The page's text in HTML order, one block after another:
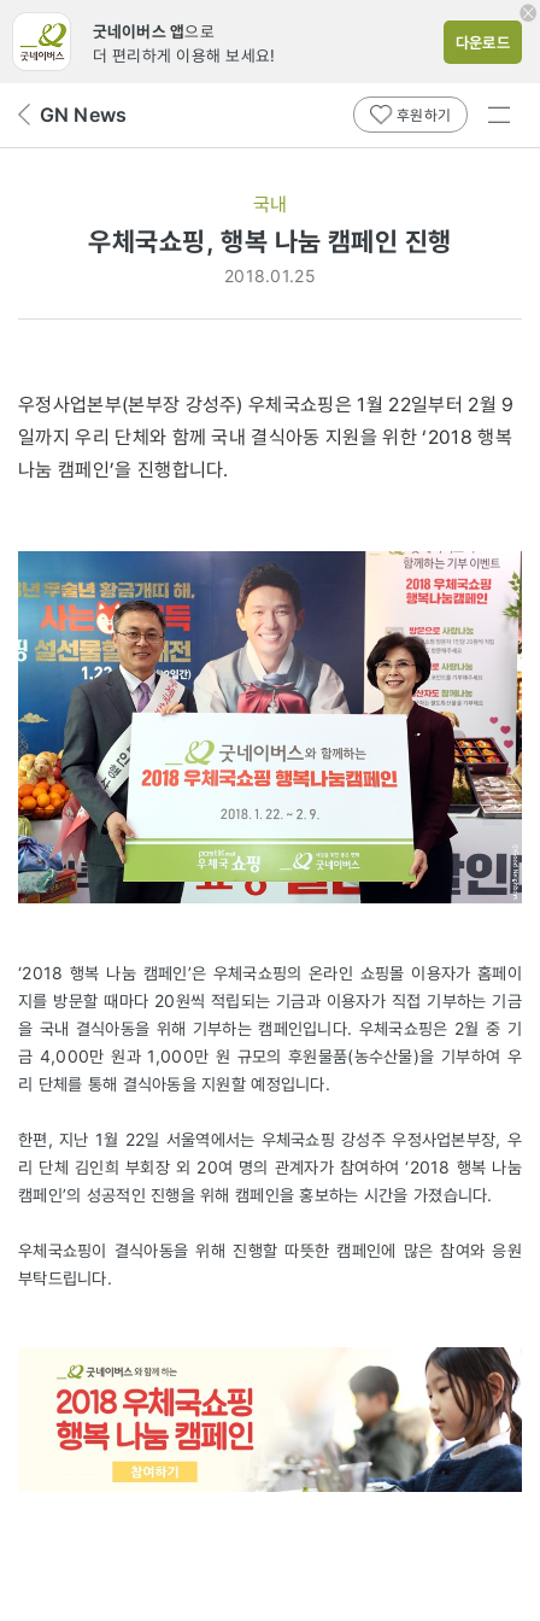
굿네이버스 앱으로
더 편리하게 이용해 보세요!
다운로드
뒤 GN News 후원하기
전체
국내
우체국쇼핑, 행복 나눔 캠페인 진행
2018.01.25
우정사업본부(본부장 강성주) 우체국쇼핑은 1월 22일부터 2월 9
일까지 우리 단체와 함께 국내 결식아동 지원을 위한 ‘2018 행복
나눔 캠페인’을 진행합니다.
‘2018 행복 나눔 캠페인’은 우체국쇼핑의 온라인 쇼핑몰 이용자가 홈페이
지를 방문할 때마다 20원씩 적립되는 기금과 이용자가 직접 기부하는 기금
을 국내 결식아동을 위해 기부하는 캠페인입니다. 우체국쇼핑은 2월 중 기
금 4,000만 원과 1,000만 원 규모의 후원물품(농수산물)을 기부하여 우
리 단체를 통해 결식아동을 지원할 예정입니다.
한편, 지난 1월 22일 서울역에서는 우체국쇼핑 강성주 우정사업본부장, 우
리 단체 김인희 부회장 외 20여 명의 관계자가 참여하여 ‘2018 행복 나눔
캠페인’의 성공적인 진행을 위해 캠페인을 홍보하는 시간을 가졌습니다.
우체국쇼핑이 결식아동을 위해 진행할 따뜻한 캠페인에 많은 참여와 응원
부탁드립니다.